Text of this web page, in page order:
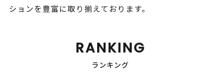
ションを豊富に取り揃えております。
RANKING
ランキング